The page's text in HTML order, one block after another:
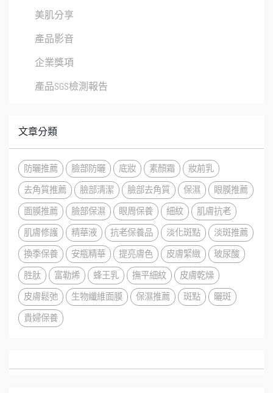
美肌分享
產品影音
企業獎項
產品SGS檢測報告
文章分類
防曬推薦 臉部防曬 底妝 素顏霜
妝前乳
去角質推薦
臉部清潔 臉部去角質 保濕
眼膜推薦
面膜推薦
臉部保濕 眼周保養 細紋
肌膚抗老
肌膚修護
精華液 抗老保養品 淡化斑點
淡斑推薦
換季保養
安瓶精華 提亮膚色 皮膚緊緻
玻尿酸
胜肽
富勒烯 蜂王乳 撫平細紋
皮膚乾燥
皮膚鬆弛
生物纖維面膜 保濕推薦 斑點
曬斑
貴婦保養